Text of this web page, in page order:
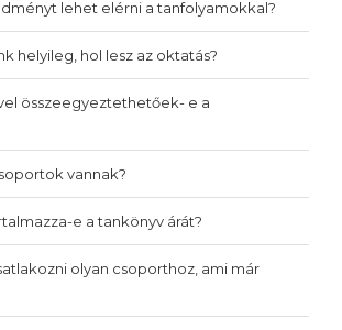
lehet elérni a tanfolyamokkal?
helyileg, hol lesz az oktatás?
összeegyeztethetőek- e a
vannak?
e a tankönyv árát?
olyan csoporthoz, ami már